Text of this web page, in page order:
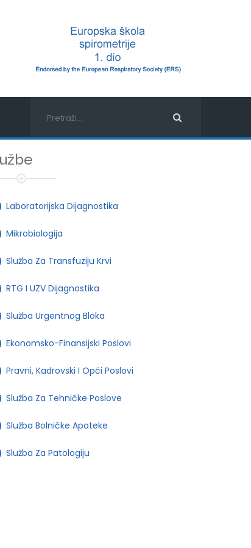
Laboratorijska Dijagnostika
Mikrobiologija
Služba Za Transfuziju Krvi
RTG I UZV Dijagnostika
Služba Urgentnog Bloka
Ekonomsko-Finansijski Poslovi
Pravni, Kadrovski I Opći Poslovi
Služba Za Tehničke Poslove
Služba Bolničke Apoteke
Služba Za Patologiju